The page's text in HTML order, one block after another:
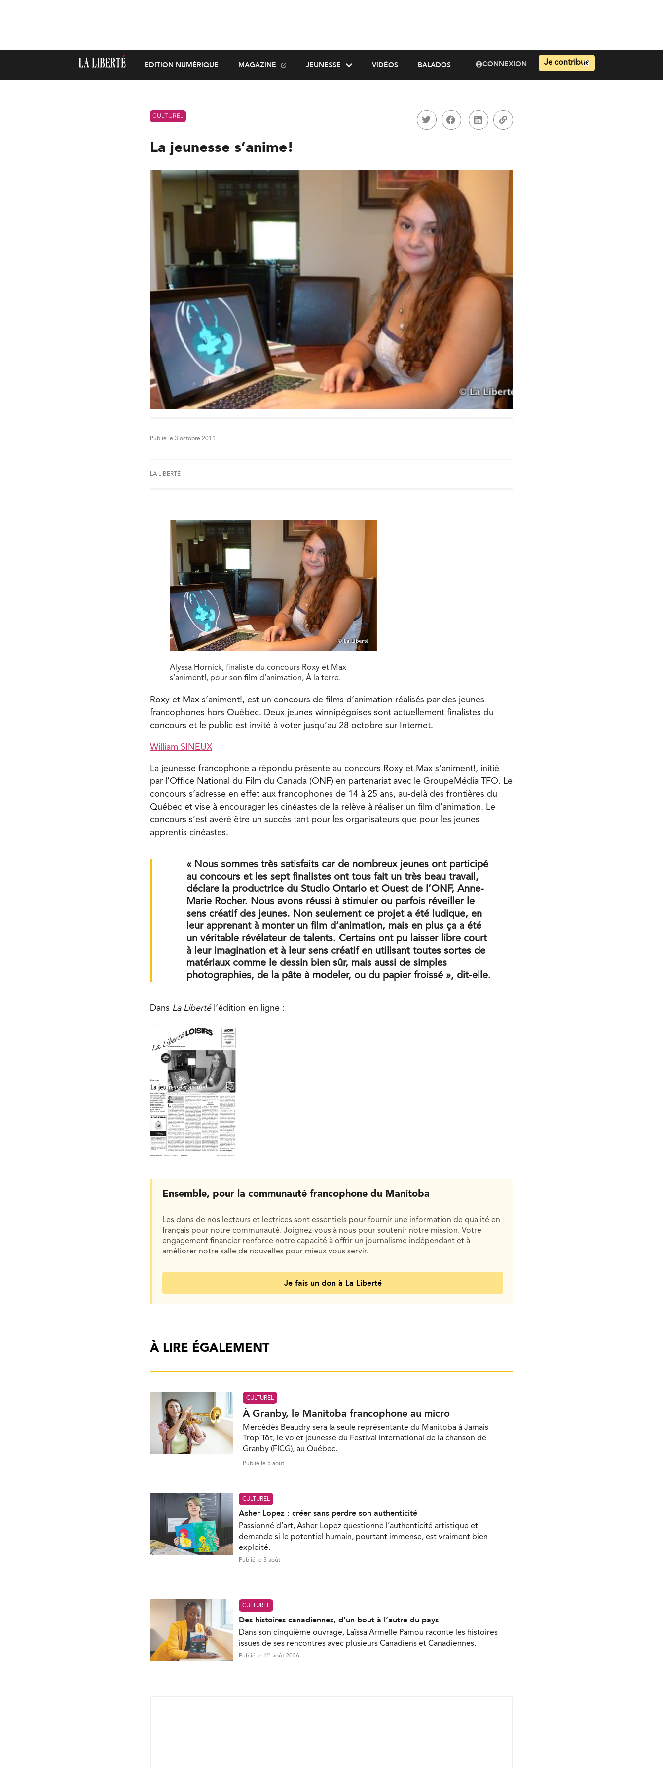
ÉDITION NUMÉRIQUE MAGAZINE JEUNESSE VIDÉOS BALADOS CONNEXION Je contribue
CULTUREL
La jeunesse s’anime!
Publié le 3 octobre 2011
LA LIBERTÉ
Alyssa Hornick, finaliste du concours Roxy et Max
s’animent!, pour son film d’animation, À la terre.
Roxy et Max s’animent!, est un concours de films d’animation réalisés par des jeunes
francophones hors Québec. Deux jeunes winnipégoises sont actuellement finalistes du
concours et le public est invité à voter jusqu’au 28 octobre sur Internet.
William SINEUX
La jeunesse francophone a répondu présente au concours Roxy et Max s’animent!, initié
par l’Office National du Film du Canada (ONF) en partenariat avec le GroupeMédia TFO. Le
concours s’adresse en effet aux francophones de 14 à 25 ans, au-delà des frontières du
Québec et vise à encourager les cinéastes de la relève à réaliser un film d’animation. Le
concours s’est avéré être un succès tant pour les organisateurs que pour les jeunes
apprentis cinéastes.
« Nous sommes très satisfaits car de nombreux jeunes ont participé
au concours et les sept finalistes ont tous fait un très beau travail,
déclare la productrice du Studio Ontario et Ouest de l’ONF, Anne-
Marie Rocher. Nous avons réussi à stimuler ou parfois réveiller le
sens créatif des jeunes. Non seulement ce projet a été ludique, en
leur apprenant à monter un film d’animation, mais en plus ça a été
un véritable révélateur de talents. Certains ont pu laisser libre court
à leur imagination et à leur sens créatif en utilisant toutes sortes de
matériaux comme le dessin bien sûr, mais aussi de simples
photographies, de la pâte à modeler, ou du papier froissé », dit-elle.
Dans La Liberté l’édition en ligne :
Ensemble, pour la communauté francophone du Manitoba
Les dons de nos lecteurs et lectrices sont essentiels pour fournir une information de qualité en
français pour notre communauté. Joignez-vous à nous pour soutenir notre mission. Votre
engagement financier renforce notre capacité à offrir un journalisme indépendant et à
améliorer notre salle de nouvelles pour mieux vous servir.
Je fais un don à La Liberté
À LIRE ÉGALEMENT
CULTUREL
À Granby, le Manitoba francophone au micro
Mercédès Beaudry sera la seule représentante du Manitoba à Jamais
Trop Tôt, le volet jeunesse du Festival international de la chanson de
Granby (FICG), au Québec.
Publié le 5 août
CULTUREL
Asher Lopez : créer sans perdre son authenticité
Passionné d’art, Asher Lopez questionne l’authenticité artistique et
demande si le potentiel humain, pourtant immense, est vraiment bien
exploité.
Publié le 3 août
CULTUREL
Des histoires canadiennes, d’un bout à l’autre du pays
Dans son cinquième ouvrage, Laïssa Armelle Pamou raconte les histoires
issues de ses rencontres avec plusieurs Canadiens et Canadiennes.
Publié le 1 er août 2026